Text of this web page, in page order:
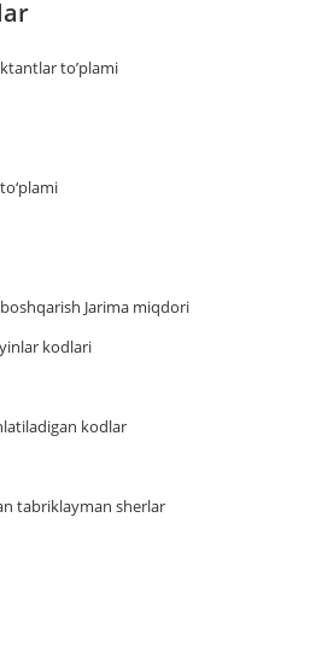
to’plami
Jаrimа miqdori
kodlari
kodlar
tabriklayman sherlar